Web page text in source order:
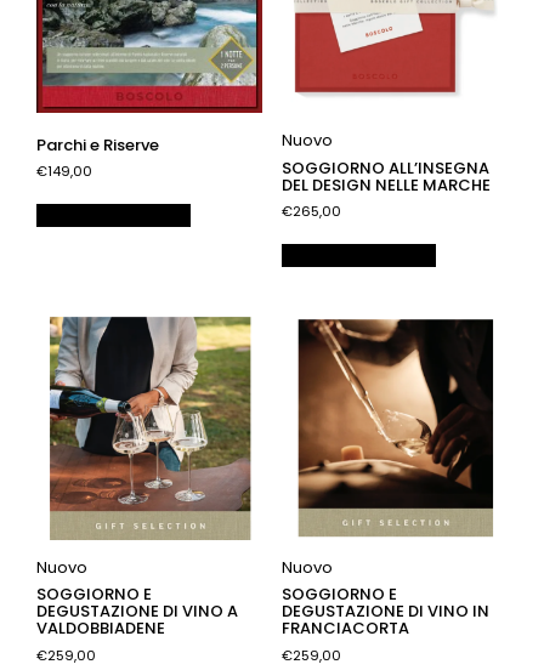
Parchi e Riserve
€149,00
Nuovo
SOGGIORNO ALL’INSEGNA
DEL DESIGN NELLE MARCHE
€265,00
Nuovo
SOGGIORNO E
DEGUSTAZIONE DI VINO A
VALDOBBIADENE
€259,00
Nuovo
SOGGIORNO E
DEGUSTAZIONE DI VINO IN
FRANCIACORTA
€259,00